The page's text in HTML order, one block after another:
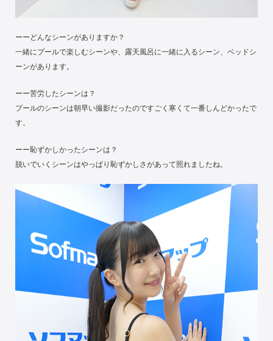
ーーどんなシーンがありますか？
一緒にプールで楽しむシーンや、露天風呂に一緒に入るシーン、ベッドシ
ーンがあります。
ーー苦労したシーンは？
プールのシーンは朝早い撮影だったのですごく寒くて一番しんどかったで
す。
ーー恥ずかしかったシーンは？
脱いでいくシーンはやっぱり恥ずかしさがあって照れましたね。